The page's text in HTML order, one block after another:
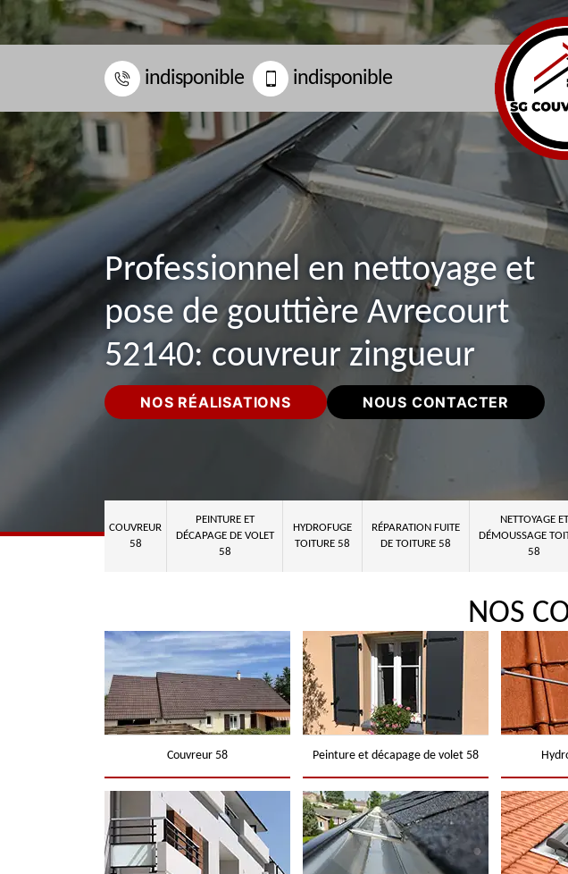
indisponible indisponible
Professionnel en nettoyage et
pose de gouttière Avrecourt
52140: couvreur zingueur
NOS RÉALISATIONS NOUS CONTACTER
COUVREUR
58
PEINTURE ET
DÉCAPAGE DE VOLET
58
HYDROFUGE
TOITURE 58
RÉPARATION FUITE
DE TOITURE 58
NETTOYAGE ET
DÉMOUSSAGE
58
NOS
Couvreur 58 Peinture et décapage de volet 58